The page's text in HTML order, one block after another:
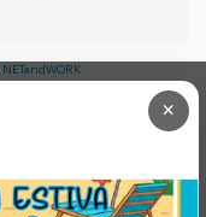
×
NETandWORK